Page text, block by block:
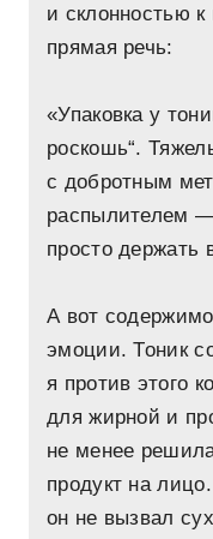
и склонностью
прямая речь:
«Упаковка у
роскошь“.
с добротным
распылителем
просто держать
А вот
эмоции. Тоник
я против этого
для жирной и
не менее
продукт на
он не вызвал